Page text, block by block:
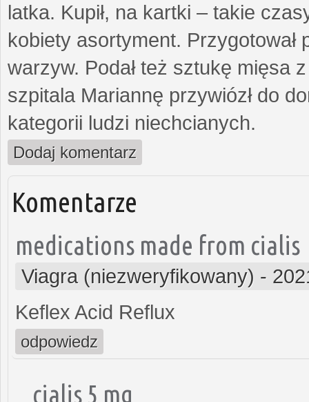
latka. Kupił, na kartki – takie
kobiety asortyment. Przygotował
warzyw. Podał też sztukę mięsa
szpitala Mariannę przywiózł do
kategorii ludzi niechcianych.
Dodaj komentarz
Komentarze
medications made from cialis
Viagra (niezweryfikowany) -
Keflex Acid Reflux
odpowiedz
cialis 5 mg